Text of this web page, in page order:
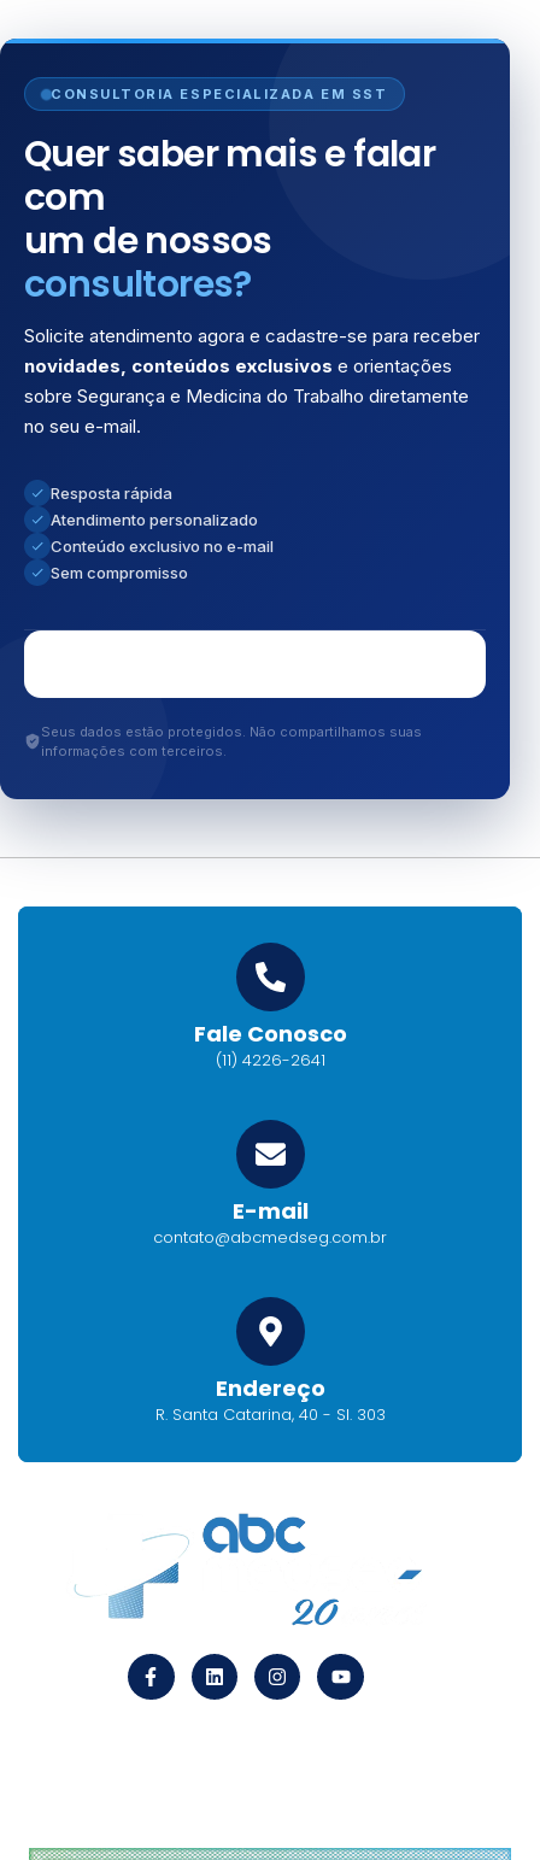
CONSULTORIA ESPECIALIZADA EM SST
Quer saber mais e falar
com
um de nossos
consultores?
Solicite atendimento agora e cadastre-se para receber
novidades, conteúdos exclusivos e orientações
sobre Segurança e Medicina do Trabalho diretamente
no seu e-mail.
Resposta rápida
Atendimento personalizado
Conteúdo exclusivo no e-mail
Sem compromisso
Seus dados estão protegidos. Não compartilhamos suas
informações com terceiros.
Fale Conosco
(11) 4226-2641
E-mail
contato@abcmedseg.com.br
Endereço
R. Santa Catarina, 40 - Sl. 303